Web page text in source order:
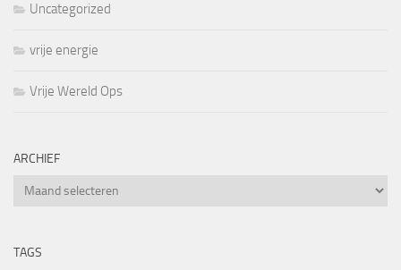
Uncategorized
vrije energie
Vrije Wereld Ops
ARCHIEF
Archief
TAGS